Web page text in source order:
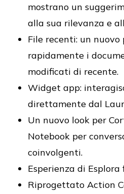
mostrano un
alla sua rilevanza e
File recenti: un
rapidamente i
modificati di recente.
Widget app:
direttamente dal
Un nuovo look per
Notebook per
coinvolgenti.
Esperienza di
Riprogettato Action